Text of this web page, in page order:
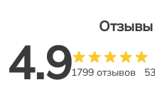
Отзывы
4.91799 отзывов